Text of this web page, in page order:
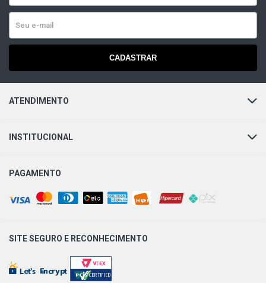
CADASTRAR
ATENDIMENTO
INSTITUCIONAL
PAGAMENTO
SITE SEGURO E RECONHECIMENTO